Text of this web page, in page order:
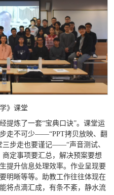
》课堂
提炼了一套“宝典口诀”。课堂运
走不可少——“PPT拷贝放映、翻
三步走也要谨记——“声音测试、
定事项要汇总，解决预案要想
提升信息处理效率。作业呈现要
明晰等等。助教工作往往体现在
将点滴汇成，有条不紊，静水流